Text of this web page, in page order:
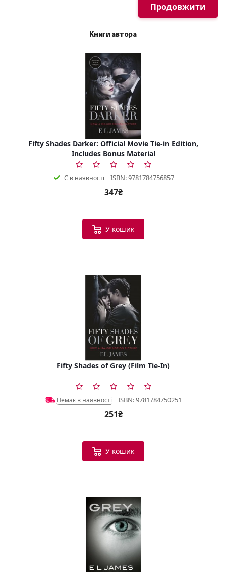
Продовжити
Книги автора
Fifty Shades Darker: Official Movie Tie-in Edition,
Includes Bonus Material
Є в наявності ISBN: 9781784756857
347₴
У кошик
Fifty Shades of Grey (Film Tie-In)
Немає в наявності ISBN: 9781784750251
251₴
У кошик